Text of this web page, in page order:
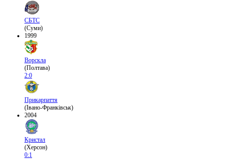
СБТС
(Суми)
1999
Ворскла
(Полтава)
2:0
Прикарпаття
(Івано-Франківськ)
2004
Кристал
(Херсон)
0:1